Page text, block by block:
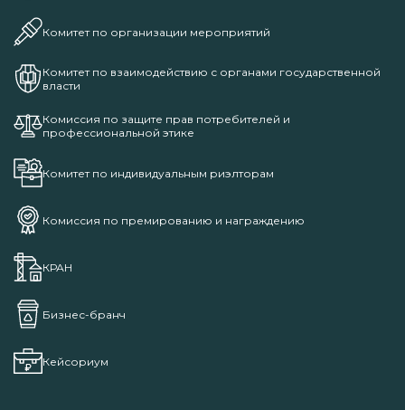
Комитет по организации мероприятий
Комитет по взаимодействию с органами государственной
власти
Комиссия по защите прав потребителей и
профессиональной этике
Комитет по индивидуальным риэлторам
Комиссия по премированию и награждению
КРАН
Бизнес-бранч
Кейсориум